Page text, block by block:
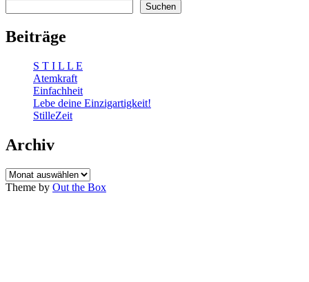
Suchen
Beiträge
S T I L L E
Atemkraft
Einfachheit
Lebe deine Einzigartigkeit!
StilleZeit
Archiv
Archiv
Theme by Out the Box